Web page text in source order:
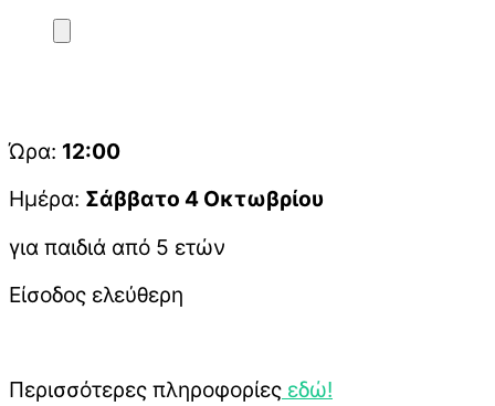
Ώρα: 12:00
Ημέρα: Σάββατο 4 Οκτωβρίου
για παιδιά από 5 ετών
Είσοδος ελεύθερη
Περισσότερες πληροφορίες εδώ!